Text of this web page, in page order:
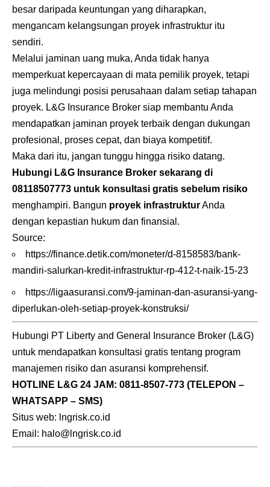
besar daripada keuntungan yang diharapkan,
mengancam kelangsungan proyek infrastruktur itu
sendiri.
Melalui jaminan uang muka, Anda tidak hanya
memperkuat kepercayaan di mata pemilik proyek, tetapi
juga melindungi posisi perusahaan dalam setiap tahapan
proyek. L&G Insurance Broker siap membantu Anda
mendapatkan jaminan proyek terbaik dengan dukungan
profesional, proses cepat, dan biaya kompetitif.
Maka dari itu, jangan tunggu hingga risiko datang.
Hubungi L&G Insurance Broker sekarang di
08118507773 untuk konsultasi gratis sebelum risiko
menghampiri. Bangun proyek infrastrukturAnda
dengan kepastian hukum dan finansial.
Source:
https://finance.detik.com/moneter/d-8158583/bank-
mandiri-salurkan-kredit-infrastruktur-rp-412-t-naik-15-23
https://ligaasuransi.com/9-jaminan-dan-asuransi-yang-
diperlukan-oleh-setiap-proyek-konstruksi/
Hubungi PT Liberty and General Insurance Broker (L&G)
untuk mendapatkan konsultasi gratis tentang program
manajemen risiko dan asuransi komprehensif.
HOTLINE L&G 24 JAM: 0811-8507-773 (TELEPON –
WHATSAPP – SMS)
Situs web: lngrisk.co.id
Email: halo@lngrisk.co.id